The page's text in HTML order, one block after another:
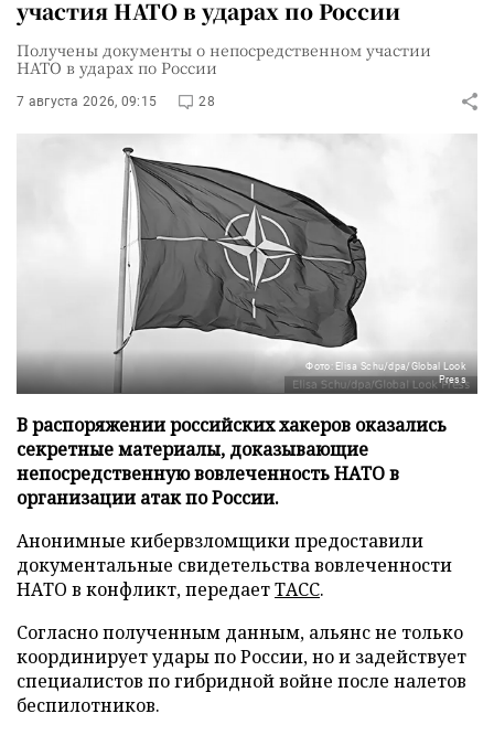
участия НАТО в ударах по России
Получены документы о непосредственном участии
НАТО в ударах по России
7 августа 2026, 09:15 28
Фото: Elisa Schu/dpa/Global Look
Press
В распоряжении российских хакеров оказались
секретные материалы, доказывающие
непосредственную вовлеченность НАТО в
организации атак по России.
Анонимные кибервзломщики предоставили
документальные свидетельства вовлеченности
НАТО в конфликт, передаетТАСС.
Согласно полученным данным, альянс не только
координирует удары по России, но и задействует
специалистов по гибридной войне после налетов
беспилотников.